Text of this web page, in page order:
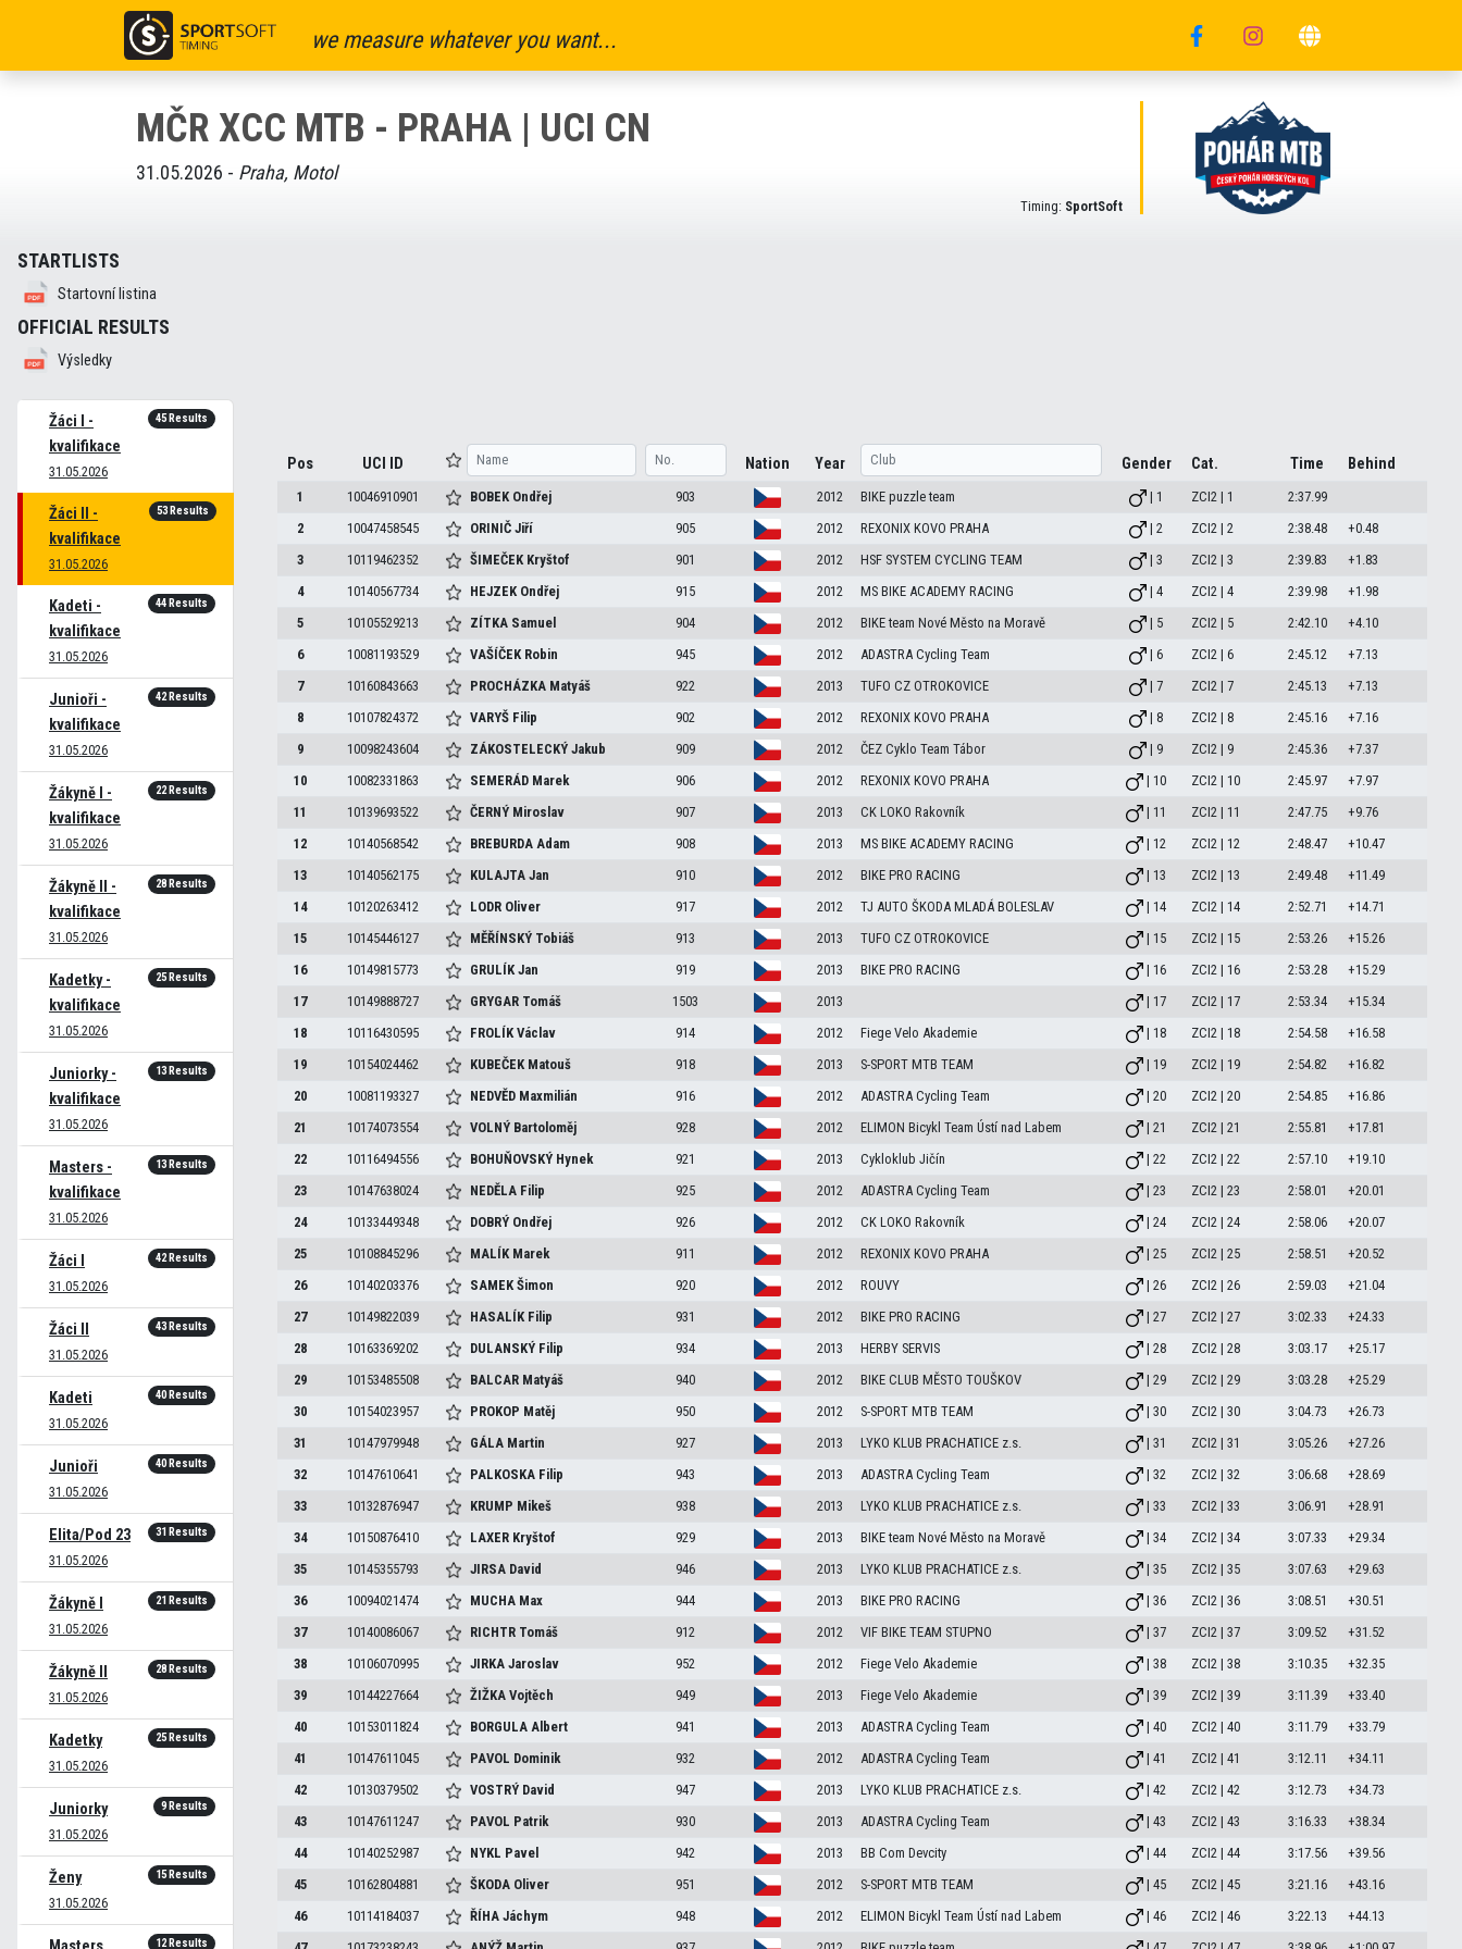
we measure whatever you want...
MČR XCC MTB - PRAHA | UCI CN
31.05.2026 - Praha, Motol
Timing: SportSoft
STARTLISTS
Startovní listina
OFFICIAL RESULTS
Výsledky
Žáci I -
kvalifikace
31.05.2026
45 Results
Žáci II -
kvalifikace
31.05.2026
53 Results
Kadeti -
kvalifikace
31.05.2026
44 Results
Junioři -
kvalifikace
31.05.2026
42 Results
Žákyně I -
kvalifikace
31.05.2026
22 Results
Žákyně II -
kvalifikace
31.05.2026
28 Results
Kadetky -
kvalifikace
31.05.2026
25 Results
Juniorky -
kvalifikace
31.05.2026
13 Results
Masters -
kvalifikace
31.05.2026
13 Results
Žáci I
31.05.2026
42 Results
Žáci II
31.05.2026
43 Results
Kadeti
31.05.2026
40 Results
Junioři
31.05.2026
40 Results
Elita/Pod 23
31.05.2026
31 Results
Žákyně I
31.05.2026
21 Results
Žákyně II
31.05.2026
28 Results
Kadetky
31.05.2026
25 Results
Juniorky
31.05.2026
9 Results
Ženy
31.05.2026
15 Results
12 Results
Pos UCI ID Nation Year Gender Cat. Time Behind
1 10046910901 BOBEK Ondřej 903 2012 BIKE puzzle team | 1 ZCI2 | 1
2:37.99
2
10047458545 ORINIČJiří 905 2012 REXONIX KOVO PRAHA | 2 ZCI2 | 2 2:38.48
+0.48
3
10119462352 ŠIMEČEK Kryštof 901 2012 HSF SYSTEM CYCLING TEAM | 3 ZCI2 | 3 2:39.83
+1.83
4
10140567734 HEJZEK Ondřej 915 2012 MS BIKE ACADEMY RACING | 4 ZCI2 | 4 2:39.98
+1.98
5
10105529213 ZÍTKA Samuel 904 2012 BIKE team Nové Město na Moravě | 5 ZCI2 | 5 2:42.10
+4.10
6
10081193529 VAŠÍČEK Robin 945 2012 ADASTRA Cycling Team | 6 ZCI2 | 6 2:45.12
+7.13
7
10160843663 PROCHÁZKA Matyáš 922 2013 TUFO CZ OTROKOVICE | 7 ZCI2 | 7 2:45.13
+7.13
8
10107824372 VARYŠ Filip 902 2012 REXONIX KOVO PRAHA | 8 ZCI2 | 8 2:45.16
+7.16
9
10098243604 ZÁKOSTELECKÝJakub 909 2012 ČEZ Cyklo Team Tábor | 9 ZCI2 | 9 2:45.36
+7.37
10
10082331863 SEMERÁD Marek 906 2012 REXONIX KOVO PRAHA | 10 ZCI2 | 10 2:45.97
+7.97
11
10139693522 ČERNÝ Miroslav 907 2013 CK LOKO Rakovník | 11 ZCI2 | 11 2:47.75
+9.76
12
10140568542 BREBURDAAdam 908 2013 MS BIKE ACADEMY RACING | 12 ZCI2 | 12 2:48.47
+10.47
13
10140562175 KULAJTAJan 910 2012 BIKE PRO RACING | 13 ZCI2 | 13 2:49.48
+11.49
14
10120263412 LODR Oliver 917 2012 TJ AUTO ŠKODA MLADÁ BOLESLAV | 14 ZCI2 | 14 2:52.71
+14.71
15
10145446127 MĚŘÍNSKÝ Tobiáš 913 2013 TUFO CZ OTROKOVICE | 15 ZCI2 | 15 2:53.26
+15.26
16
10149815773 GRULÍKJan 919 2013 BIKE PRO RACING | 16 ZCI2 | 16 2:53.28
+15.29
17
10149888727 GRYGAR Tomáš 1503 2013 | 17 ZCI2 | 17 2:53.34
+15.34
18
10116430595 FROLÍKVáclav 914 2012 Fiege Velo Akademie | 18 ZCI2 | 18 2:54.58
+16.58
19
10154024462 KUBEČEK Matouš 918 2013 S-SPORT MTB TEAM | 19 ZCI2 | 19 2:54.82
+16.82
20
10081193327 NEDVĚD Maxmilián 916 2012 ADASTRA Cycling Team | 20 ZCI2 | 20 2:54.85
+16.86
21
10174073554 VOLNÝ Bartoloměj 928 2012 ELIMON Bicykl Team Ústí nad Labem | 21 ZCI2 | 21 2:55.81
+17.81
22
10116494556 BOHUŇOVSKÝ Hynek 921 2013 Cykloklub Jičín | 22 ZCI2 | 22 2:57.10
+19.10
23
10147638024 NEDĚLA Filip 925 2012 ADASTRA Cycling Team | 23 ZCI2 | 23 2:58.01
+20.01
24
10133449348 DOBRÝ Ondřej 926 2012 CK LOKO Rakovník | 24 ZCI2 | 24 2:58.06
+20.07
25
10108845296 MALÍK Marek 911 2012 REXONIX KOVO PRAHA | 25 ZCI2 | 25 2:58.51
+20.52
26
10140203376 SAMEKŠimon 920 2012 ROUVY | 26 ZCI2 | 26 2:59.03
+21.04
27
10149822039 HASALÍK Filip 931 2012 BIKE PRO RACING | 27 ZCI2 | 27 3:02.33
+24.33
28
10163369202 DULANSKÝ Filip 934 2013 HERBY SERVIS | 28 ZCI2 | 28 3:03.17
+25.17
29
10153485508 BALCAR Matyáš 940 2012 BIKE CLUB MĚSTO TOUŠKOV | 29 ZCI2 | 29 3:03.28
+25.29
30
10154023957 PROKOP Matěj 950 2012 S-SPORT MTB TEAM | 30 ZCI2 | 30 3:04.73
+26.73
31
10147979948 GÁLA Martin 927 2013 LYKO KLUB PRACHATICE z.s. | 31 ZCI2 | 31 3:05.26
+27.26
32
10147610641 PALKOSKA Filip 943 2013 ADASTRA Cycling Team | 32 ZCI2 | 32 3:06.68
+28.69
33
10132876947 KRUMP Mikeš 938 2013 LYKO KLUB PRACHATICE z.s. | 33 ZCI2 | 33 3:06.91
+28.91
34
10150876410 LAXER Kryštof 929 2013 BIKE team Nové Město na Moravě | 34 ZCI2 | 34 3:07.33
+29.34
35
10145355793 JIRSA David 946 2013 LYKO KLUB PRACHATICE z.s. | 35 ZCI2 | 35 3:07.63
+29.63
36
10094021474 MUCHA Max 944 2013 BIKE PRO RACING | 36 ZCI2 | 36 3:08.51
+30.51
37
10140086067 RICHTR Tomáš 912 2012 VIF BIKE TEAM STUPNO | 37 ZCI2 | 37 3:09.52
+31.52
38
10106070995 JIRKAJaroslav 952 2012 Fiege Velo Akademie | 38 ZCI2 | 38 3:10.35
+32.35
39
10144227664 ŽIŽKAVojtěch 949 2013 Fiege Velo Akademie | 39 ZCI2 | 39 3:11.39
+33.40
40
10153011824 BORGULAAlbert 941 2013 ADASTRA Cycling Team | 40 ZCI2 | 40 3:11.79
+33.79
41
10147611045 PAVOL Dominik 932 2012 ADASTRA Cycling Team | 41 ZCI2 | 41 3:12.11
+34.11
42
10130379502 VOSTRÝ David 947 2013 LYKO KLUB PRACHATICE z.s. | 42 ZCI2 | 42 3:12.73
+34.73
43
10147611247 PAVOL Patrik 930 2013 ADASTRA Cycling Team | 43 ZCI2 | 43 3:16.33
+38.34
44
10140252987 NYKL Pavel 942 2013 BB Com Devcity | 44 ZCI2 | 44 3:17.56
+39.56
45
10162804881 ŠKODA Oliver 951 2012 S-SPORT MTB TEAM | 45 ZCI2 | 45 3:21.16
+43.16
46
10114184037 ŘÍHAJáchym 948 2012 ELIMON Bicykl Team Ústí nad Labem | 46 ZCI2 | 46 3:22.13
+44.13